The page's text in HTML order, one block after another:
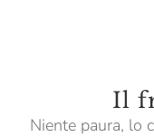
Il
Niente paura, lo